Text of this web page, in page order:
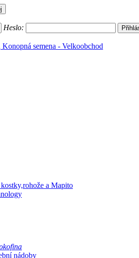
Heslo:
a Mapito
nádoby